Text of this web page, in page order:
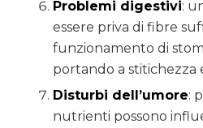
Problemi digestivi:
essere priva di fibre
funzionamento di
portando a stitichezza
Disturbi dell’umore:
nutrienti possono